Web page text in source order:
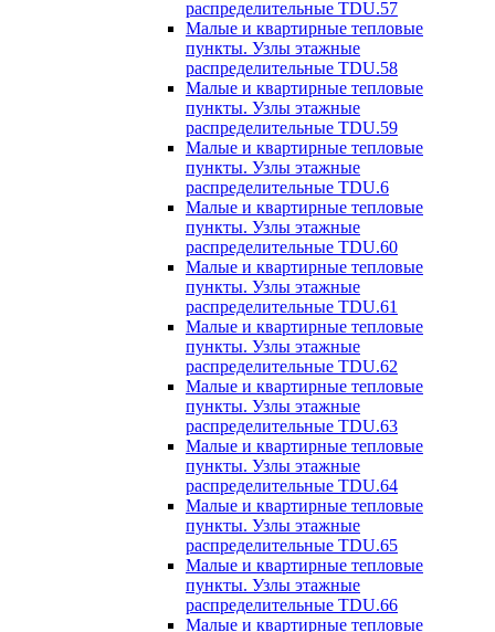
распределительные TDU.57
Малые и квартирные тепловые
пункты. Узлы этажные
распределительные TDU.58
Малые и квартирные тепловые
пункты. Узлы этажные
распределительные TDU.59
Малые и квартирные тепловые
пункты. Узлы этажные
распределительные TDU.6
Малые и квартирные тепловые
пункты. Узлы этажные
распределительные TDU.60
Малые и квартирные тепловые
пункты. Узлы этажные
распределительные TDU.61
Малые и квартирные тепловые
пункты. Узлы этажные
распределительные TDU.62
Малые и квартирные тепловые
пункты. Узлы этажные
распределительные TDU.63
Малые и квартирные тепловые
пункты. Узлы этажные
распределительные TDU.64
Малые и квартирные тепловые
пункты. Узлы этажные
распределительные TDU.65
Малые и квартирные тепловые
пункты. Узлы этажные
распределительные TDU.66
Малые и квартирные тепловые